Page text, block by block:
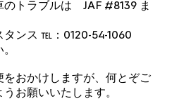
のトラブルは JAF #8139 ま
タンス ℡：0120-54-1060
をおかけしますが、何とぞご
お願いいたします。